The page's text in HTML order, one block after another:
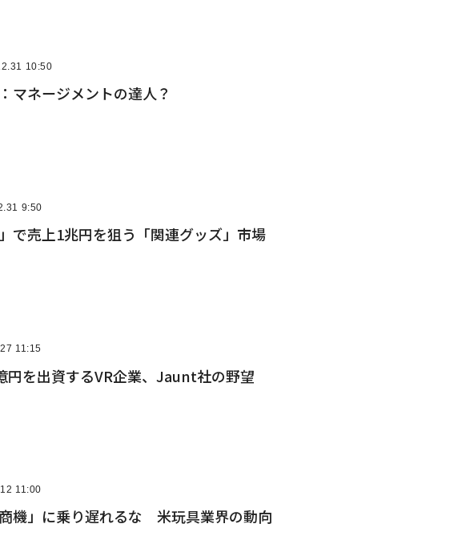
10:50
マネージメントの達人？
9:50
で売上1兆円を狙う「関連グッズ」市場
11:15
円を出資するVR企業、Jaunt社の野望
11:00
商機」に乗り遅れるな 米玩具業界の動向